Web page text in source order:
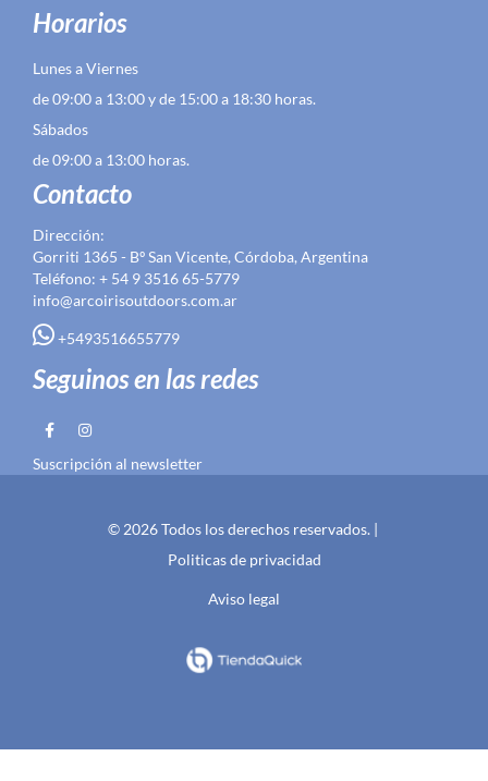
Horarios
Lunes a Viernes
de 09:00 a 13:00 y de 15:00 a 18:30 horas.
Sábados
de 09:00 a 13:00 horas.
Contacto
Dirección:
Gorriti 1365 - Bº San Vicente, Córdoba, Argentina
Teléfono: + 54 9 3516 65-5779
info@arcoirisoutdoors.com.ar
+5493516655779
Seguinos en las redes
Suscripción al newsletter
© 2026 Todos los derechos reservados. |
Politicas de privacidad
Aviso legal